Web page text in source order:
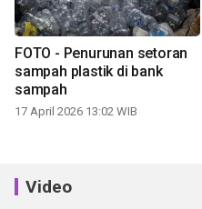
FOTO - Penurunan setoran
sampah plastik di bank
sampah
17 April 2026 13:02 WIB
Video